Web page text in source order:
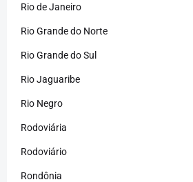
Rio de Janeiro
Rio Grande do Norte
Rio Grande do Sul
Rio Jaguaribe
Rio Negro
Rodoviária
Rodoviário
Rondônia